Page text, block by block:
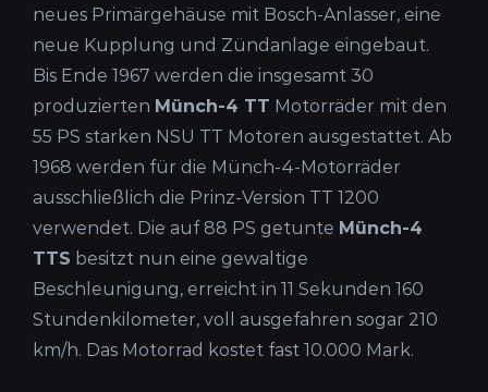
neues Primärgehäuse mit Bosch-Anlasser, eine
neue Kupplung und Zündanlage eingebaut.
Bis Ende 1967 werden die insgesamt 30
produzierten Münch-4 TT Motorräder mit den
55 PS starken NSU TT Motoren ausgestattet. Ab
1968 werden für die Münch-4-Motorräder
ausschließlich die Prinz-Version TT 1200
verwendet. Die auf 88 PS getunte Münch-4
TTS besitzt nun eine gewaltige
Beschleunigung, erreicht in 11 Sekunden 160
Stundenkilometer, voll ausgefahren sogar 210
km/h. Das Motorrad kostet fast 10.000 Mark.